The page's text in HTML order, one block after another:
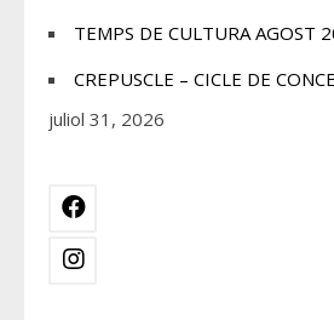
TEMPS DE CULTURA AGOST
CREPUSCLE – CICLE DE
juliol 31, 2026